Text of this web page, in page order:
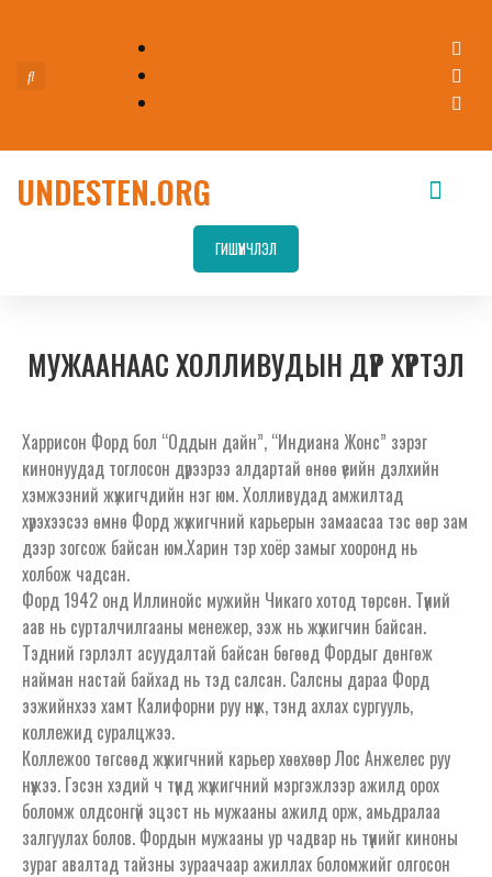
UNDESTEN.ORG
ГИШҮҮНЧЛЭЛ
МУЖААНААС ХОЛЛИВУДЫН ДҮР ХҮРТЭЛ
Харрисон Форд бол “Оддын дайн”, “Индиана Жонс” зэрэг
кинонуудад тоглосон дүрээрээ алдартай өнөө үеийн дэлхийн
хэмжээний жүжигчдийн нэг юм. Холливудад амжилтад
хүрэхээсээ өмнө Форд жүжигчний карьерын замаасаа тэс өөр зам
дээр зогсож байсан юм.Харин тэр хоёр замыг хооронд нь
холбож чадсан.
Форд 1942 онд Иллинойс мужийн Чикаго хотод төрсөн. Түүний
аав нь сурталчилгааны менежер, ээж нь жүжигчин байсан.
Тэдний гэрлэлт асуудалтай байсан бөгөөд Фордыг дөнгөж
найман настай байхад нь тэд салсан. Салсны дараа Форд
ээжийнхээ хамт Калифорни руу нүүж, тэнд ахлах сургууль,
коллежид суралцжээ.
Коллежоо төгсөөд жүжигчний карьер хөөхөөр Лос Анжелес руу
нүүжээ. Гэсэн хэдий ч түүнд жүжигчний мэргэжлээр ажилд орох
боломж олдсонгүй эцэст нь мужааны ажилд орж, амьдралаа
залгуулах болов. Фордын мужааны ур чадвар нь түүнийг киноны
зураг авалтад тайзны зураачаар ажиллах боломжийг олгосон